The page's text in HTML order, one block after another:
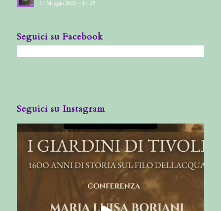
11 Maggio 2026 - 14:25
Seguici su Facebook
Seguici su Instagram